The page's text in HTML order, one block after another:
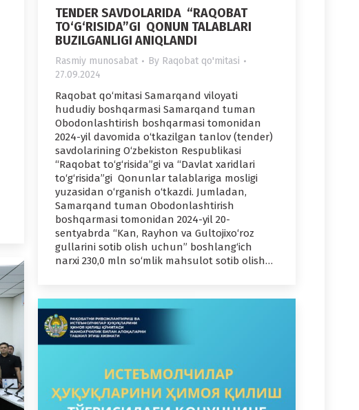
TENDER SAVDOLARIDA “RAQOBAT
TO‘G‘RISIDA”GI QONUN TALABLARI
BUZILGANLIGI ANIQLANDI
Rasmiy munosabat By Raqobat qo'mitasi
27.09.2024
Raqobat qo‘mitasi Samarqand viloyati
hududiy boshqarmasi Samarqand tuman
Obodonlashtirish boshqarmasi tomonidan
2024-yil davomida o‘tkazilgan tanlov (tender)
savdolarining O‘zbekiston Respublikasi
“Raqobat to‘g‘risida”gi va “Davlat xaridlari
to‘g‘risida”gi Qonunlar talablariga mosligi
yuzasidan o‘rganish o‘tkazdi. Jumladan,
Samarqand tuman Obodonlashtirish
boshqarmasi tomonidan 2024-yil 20-
sentyabrda “Kan, Rayhon va Gultojixo‘roz
gullarini sotib olish uchun” boshlang‘ich
narxi 230,0 mln so‘mlik mahsulot sotib olish…